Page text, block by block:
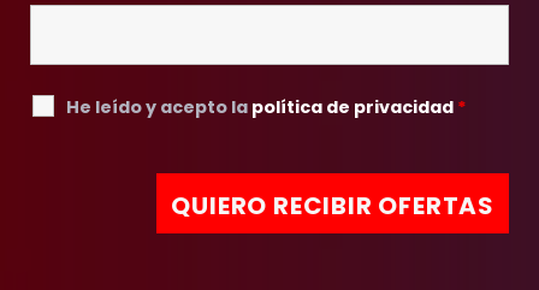
He leído y acepto la política de privacidad *